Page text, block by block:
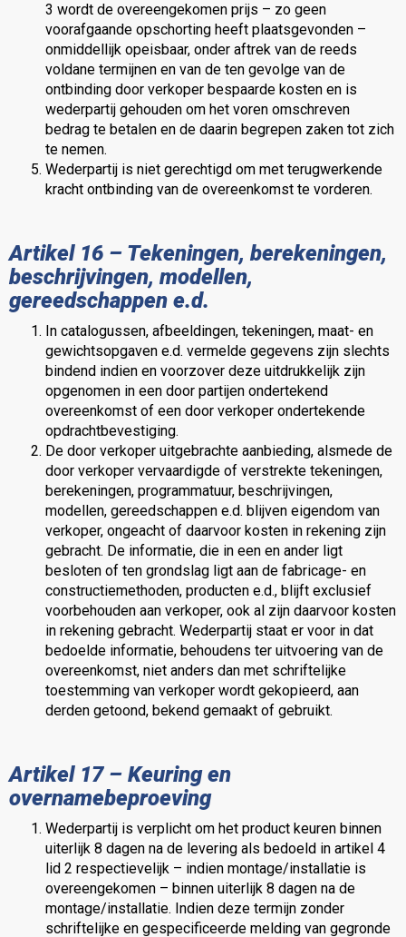
3 wordt de overeengekomen prijs – zo geen
voorafgaande opschorting heeft plaatsgevonden –
onmiddellijk opeisbaar, onder aftrek van de reeds
voldane termijnen en van de ten gevolge van de
ontbinding door verkoper bespaarde kosten en is
wederpartij gehouden om het voren omschreven
bedrag te betalen en de daarin begrepen zaken tot zich
te nemen.
Wederpartij is niet gerechtigd om met terugwerkende
kracht ontbinding van de overeenkomst te vorderen.
Artikel 16 – Tekeningen, berekeningen,
beschrijvingen, modellen,
gereedschappen e.d.
In catalogussen, afbeeldingen, tekeningen, maat- en
gewichtsopgaven e.d. vermelde gegevens zijn slechts
bindend indien en voorzover deze uitdrukkelijk zijn
opgenomen in een door partijen ondertekend
overeenkomst of een door verkoper ondertekende
opdrachtbevestiging.
De door verkoper uitgebrachte aanbieding, alsmede de
door verkoper vervaardigde of verstrekte tekeningen,
berekeningen, programmatuur, beschrijvingen,
modellen, gereedschappen e.d. blijven eigendom van
verkoper, ongeacht of daarvoor kosten in rekening zijn
gebracht. De informatie, die in een en ander ligt
besloten of ten grondslag ligt aan de fabricage- en
constructiemethoden, producten e.d., blijft exclusief
voorbehouden aan verkoper, ook al zijn daarvoor kosten
in rekening gebracht. Wederpartij staat er voor in dat
bedoelde informatie, behoudens ter uitvoering van de
overeenkomst, niet anders dan met schriftelijke
toestemming van verkoper wordt gekopieerd, aan
derden getoond, bekend gemaakt of gebruikt.
Artikel 17 – Keuring en
overnamebeproeving
Wederpartij is verplicht om het product keuren binnen
uiterlijk 8 dagen na de levering als bedoeld in artikel 4
lid 2 respectievelijk – indien montage/installatie is
overeengekomen – binnen uiterlijk 8 dagen na de
montage/installatie. Indien deze termijn zonder
schriftelijke en gespecificeerde melding van gegronde